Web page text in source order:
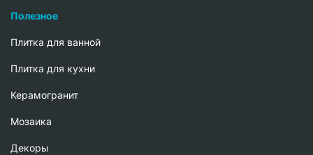
Полезное
Плитка для ванной
Плитка для кухни
Керамогранит
Мозаика
Декоры